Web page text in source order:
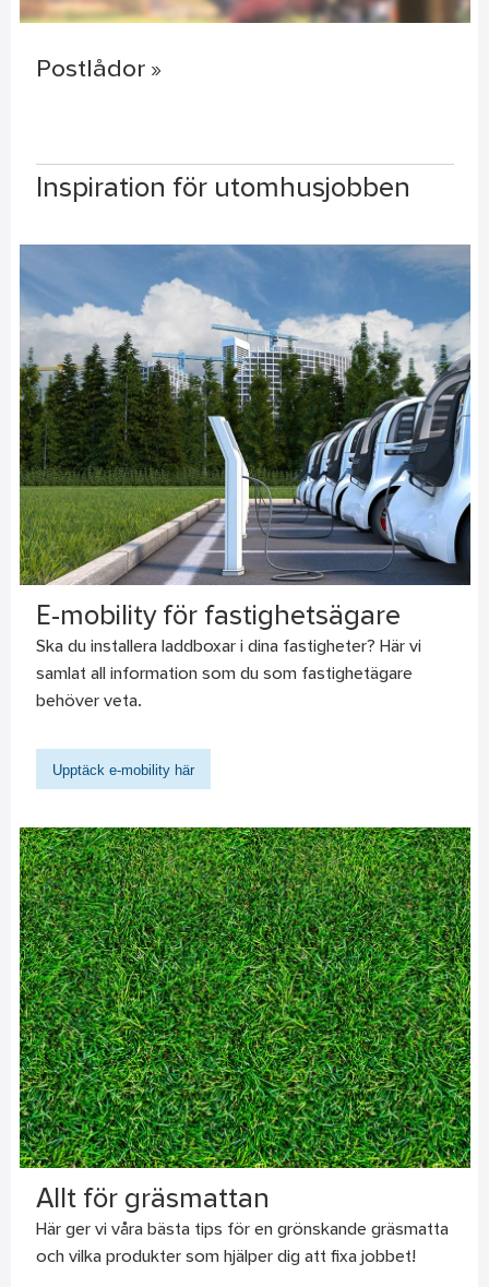
Postlådor »
Inspiration för utomhusjobben
E-mobility för fastighetsägare
Ska du installera laddboxar i dina fastigheter? Här vi
samlat all information som du som fastighetägare
behöver veta.
Upptäck e-mobility här
Allt för gräsmattan
Här ger vi våra bästa tips för en grönskande gräsmatta
och vilka produkter som hjälper dig att fixa jobbet!